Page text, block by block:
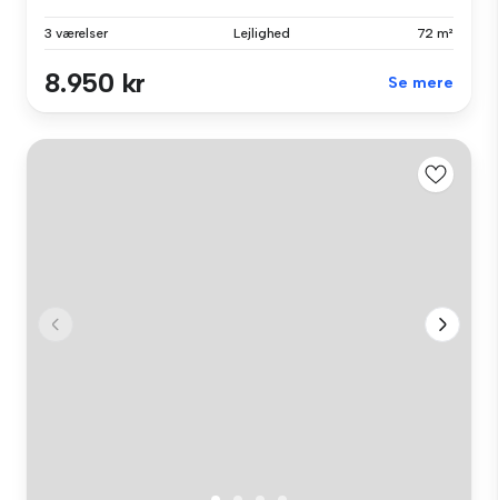
3 værelser Lejlighed 72 m²
8.950 kr Se mere